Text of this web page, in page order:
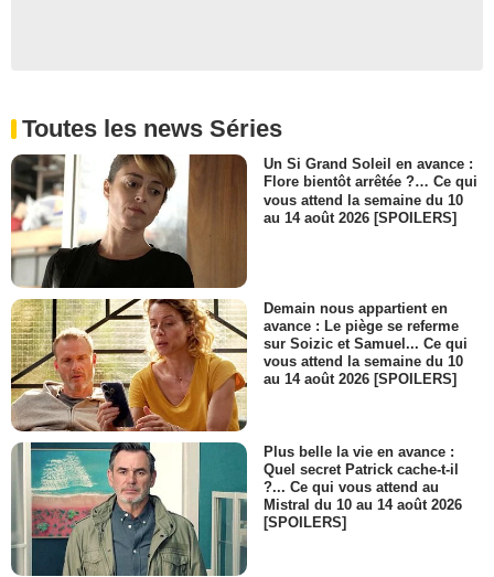
Toutes les news Séries
Un Si Grand Soleil en avance :
Flore bientôt arrêtée ?… Ce qui
vous attend la semaine du 10
au 14 août 2026 [SPOILERS]
Demain nous appartient en
avance : Le piège se referme
sur Soizic et Samuel... Ce qui
vous attend la semaine du 10
au 14 août 2026 [SPOILERS]
Plus belle la vie en avance :
Quel secret Patrick cache-t-il
?... Ce qui vous attend au
Mistral du 10 au 14 août 2026
[SPOILERS]